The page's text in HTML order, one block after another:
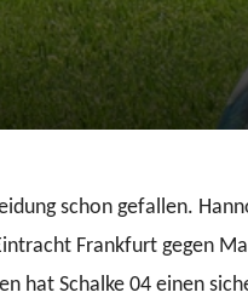
schon gefallen.
Frankfurt gegen
hat Schalke 04 einen